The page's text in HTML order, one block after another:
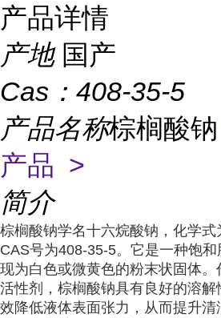
产品详情
产地 国产
Cas： 408-35-5
产品名称棕榈酸钠
产品 >
简介
棕榈酸钠学名十六烷酸钠，化学式
CAS号为408-35-5。它是一种饱
现为白色或微黄色的粉末状固体。
活性剂，棕榈酸钠具有良好的溶
效降低液体表面张力，从而提升清